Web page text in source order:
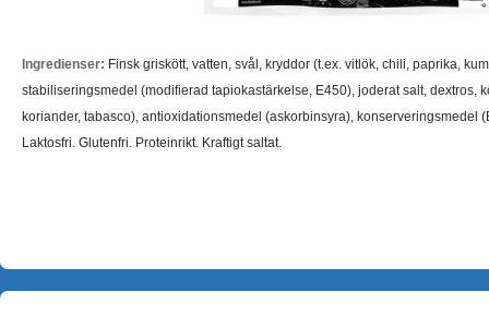
Ingredienser: Finsk griskött, vatten, svål, kryddor (t.ex. vitlök, chili, paprika,
stabiliseringsmedel (modifierad tapiokastärkelse, E450), joderat salt, dextros,
koriander, tabasco), antioxidationsmedel (askorbinsyra), konserveringsmedel
Laktosfri. Glutenfri. Proteinrikt. Kraftigt saltat.